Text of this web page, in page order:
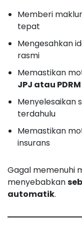
Memberi
tepat
Mengesahkan
rasmi
Memastikan
JPJ atau PDRM
Menyelesaikan
terdahulu
Memastikan
insurans
Gagal memenuhi
menyebabkan
automatik.